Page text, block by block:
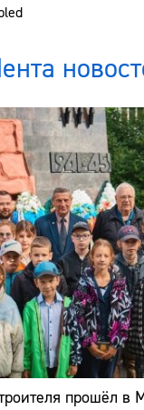
прошёл в